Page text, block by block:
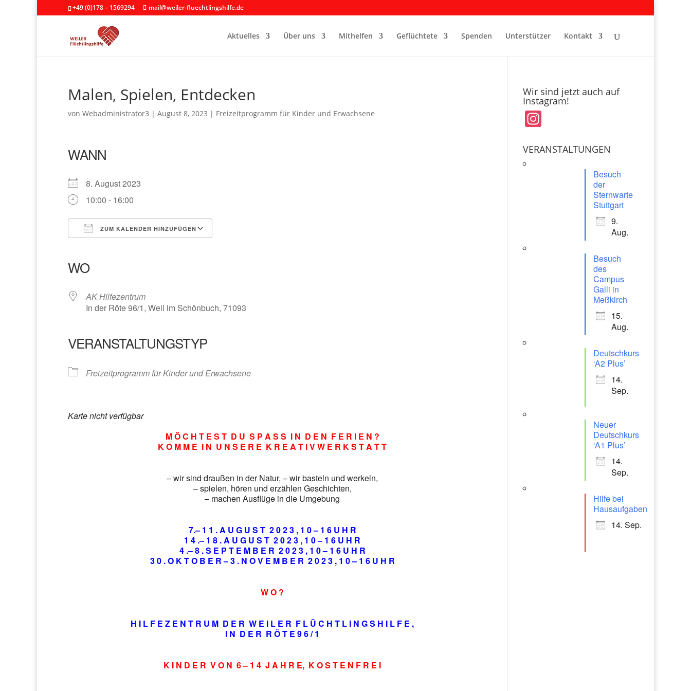
+49 (0)178 – 1569294 mail@weiler-fluechtlingshilfe.de
Aktuelles Über uns Mithelfen Geflüchtete Spenden Unterstützer Kontakt
Malen, Spielen, Entdecken
von Webadministrator3 | August 8, 2023 | Freizeitprogramm für Kinder und Erwachsene
WANN
8. August 2023
10:00 - 16:00
ZUM KALENDER HINZUFÜGEN
WO
AK Hilfezentrum
In der Röte 96/1, Weil im Schönbuch, 71093
VERANSTALTUNGSTYP
Freizeitprogramm für Kinder und Erwachsene
Karte nicht verfügbar
M Ö C H T E S T D U S P A S S I N D E N F E R I E N ?
K O M M E I N U N S E R E K R E A T I V W E R K S T A T T
– wir sind draußen in der Natur, – wir basteln und werkeln,
– spielen, hören und erzählen Geschichten,
– machen Ausflüge in die Umgebung
7.– 1 1 . A U G U S T 2 0 2 3 , 1 0 – 1 6 U H R
1 4 .– 1 8 . A U G U S T 2 0 2 3 , 1 0 – 1 6 U H R
4 .– 8 . S E P T E M B E R 2 0 2 3 , 1 0 – 1 6 U H R
3 0 . O K T O B E R – 3 . N O V E M B E R 2 0 2 3 , 1 0 – 1 6 U H R
W O ?
H I L F E Z E N T R U M D E R W E I L E R F L Ü C H T L I N G S H I L F E ,
I N D E R R Ö T E 9 6 / 1
K I N D E R V O N 6 – 1 4 J A H R E, K O S T E N F R E I
Wir sind jetzt auch auf
Instagram!
In
a
VERANSTALTUNGEN
Besuch
der
Sternwarte
Stuttgart
9.
Aug.
Besuch
des
Campus
Galli in
Meßkirch
15.
Aug.
Deutschkurs
‘A2 Plus’
14.
Sep.
Neuer
Deutschkurs
‘A1 Plus’
14.
Sep.
Hilfe bei
Hausaufgaben
14. Sep.